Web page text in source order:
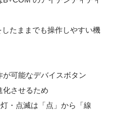
たままでも操作しやすい機
可能なデバイスボタン
化させるため
・点滅は「点」から「線